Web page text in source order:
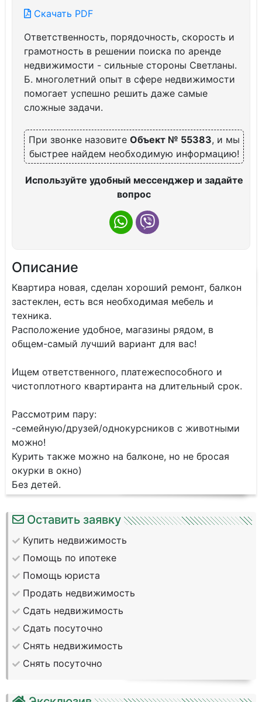
Скачать PDF
Ответственность, порядочность, скорость и
грамотность в решении поиска по аренде
недвижимости - сильные стороны Светланы.
Б. многолетний опыт в сфере недвижимости
помогает успешно решить даже самые
сложные задачи.
При звонке назовите Объект № 55383, и мы
быстрее найдем необходимую информацию!
Используйте удобный мессенджер и задайте
вопрос
Описание
Квартира новая, сделан хороший ремонт, балкон
застеклен, есть вся необходимая мебель и
техника.
Расположение удобное, магазины рядом, в
общем-самый лучший вариант для вас!
Ищем ответственного, платежеспособного и
чистоплотного квартиранта на длительный срок.
Рассмотрим пару:
-семейную/друзей/однокурсников с животными
можно!
Курить также можно на балконе, но не бросая
окурки в окно)
Без детей.
Оставить заявку
Купить недвижимость
Помощь по ипотеке
Помощь юриста
Продать недвижимость
Сдать недвижимость
Сдать посуточно
Снять недвижимость
Снять посуточно